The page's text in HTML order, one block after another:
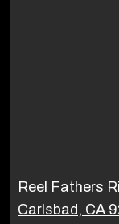
Reel Fathers
Carlsbad, CA